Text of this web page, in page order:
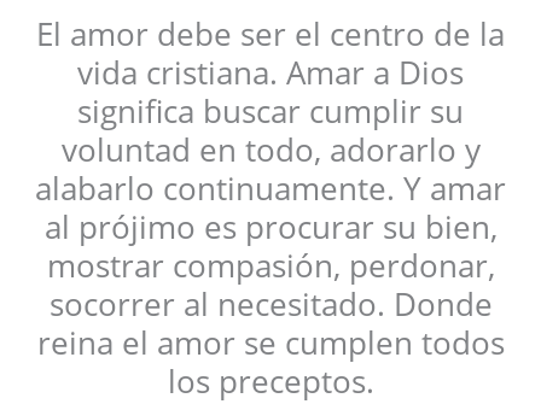
El amor debe ser el centro de la
vida cristiana. Amar a Dios
significa buscar cumplir su
voluntad en todo, adorarlo y
alabarlo continuamente. Y amar
al prójimo es procurar su bien,
mostrar compasión, perdonar,
socorrer al necesitado. Donde
reina el amor se cumplen todos
los preceptos.